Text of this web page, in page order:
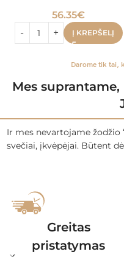
56.35€
Į KREPŠELĮ
Darome tik tai,
Mes
Ir mes nevartojame žodžio
svečiai, įkvėpėjai. Būtent
Greitas
pristatymas